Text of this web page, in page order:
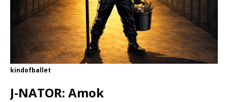
kindofballet
J-NATOR: Amok